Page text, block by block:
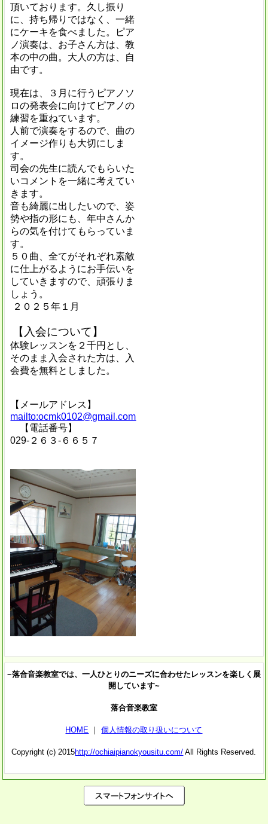
頂いております。久し振り
に、持ち帰りではなく、一緒
にケーキを食べました。ピア
ノ演奏は、お子さん方は、教
本の中の曲。大人の方は、自
由です。
現在は、３月に行うピアノソ
ロの発表会に向けてピアノの
練習を重ねています。
人前で演奏をするので、曲の
イメージ作りも大切にしま
す。
司会の先生に読んでもらいた
いコメントを一緒に考えてい
きます。
音も綺麗に出したいので、姿
勢や指の形にも、年中さんか
らの気を付けてもらっていま
す。
５０曲、全てがそれぞれ素敵
に仕上がるようにお手伝いを
していきますので、頑張りま
しょう。
２０２５年１月
【入会について】
体験レッスンを２千円とし、
そのまま入会された方は、入
会費を無料としました。
【メールアドレス】
mailto:ocmk0102@gmail.com
【電話番号】
029‐２６３‐６６５７
~落合音楽教室では、一人ひとりのニーズに合わせたレッスンを楽しく展
開しています~
落合音楽教室
HOME ｜ 個人情報の取り扱いについて
Copyright (c) 2015http://ochiaipianokyousitu.com/ All Rights Reserved.